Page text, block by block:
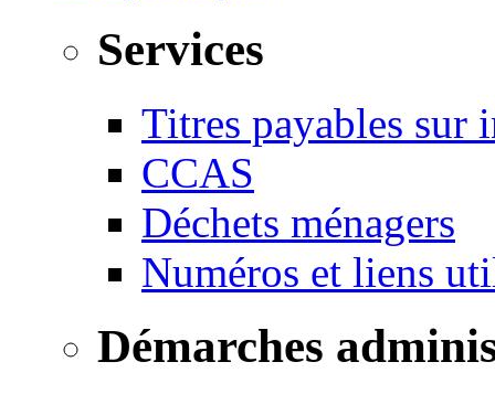
Services
Titres payables sur
CCAS
Déchets ménagers
Numéros et liens
Démarches